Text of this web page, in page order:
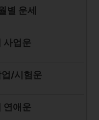
별 운세
사업운
/시험운
연애운